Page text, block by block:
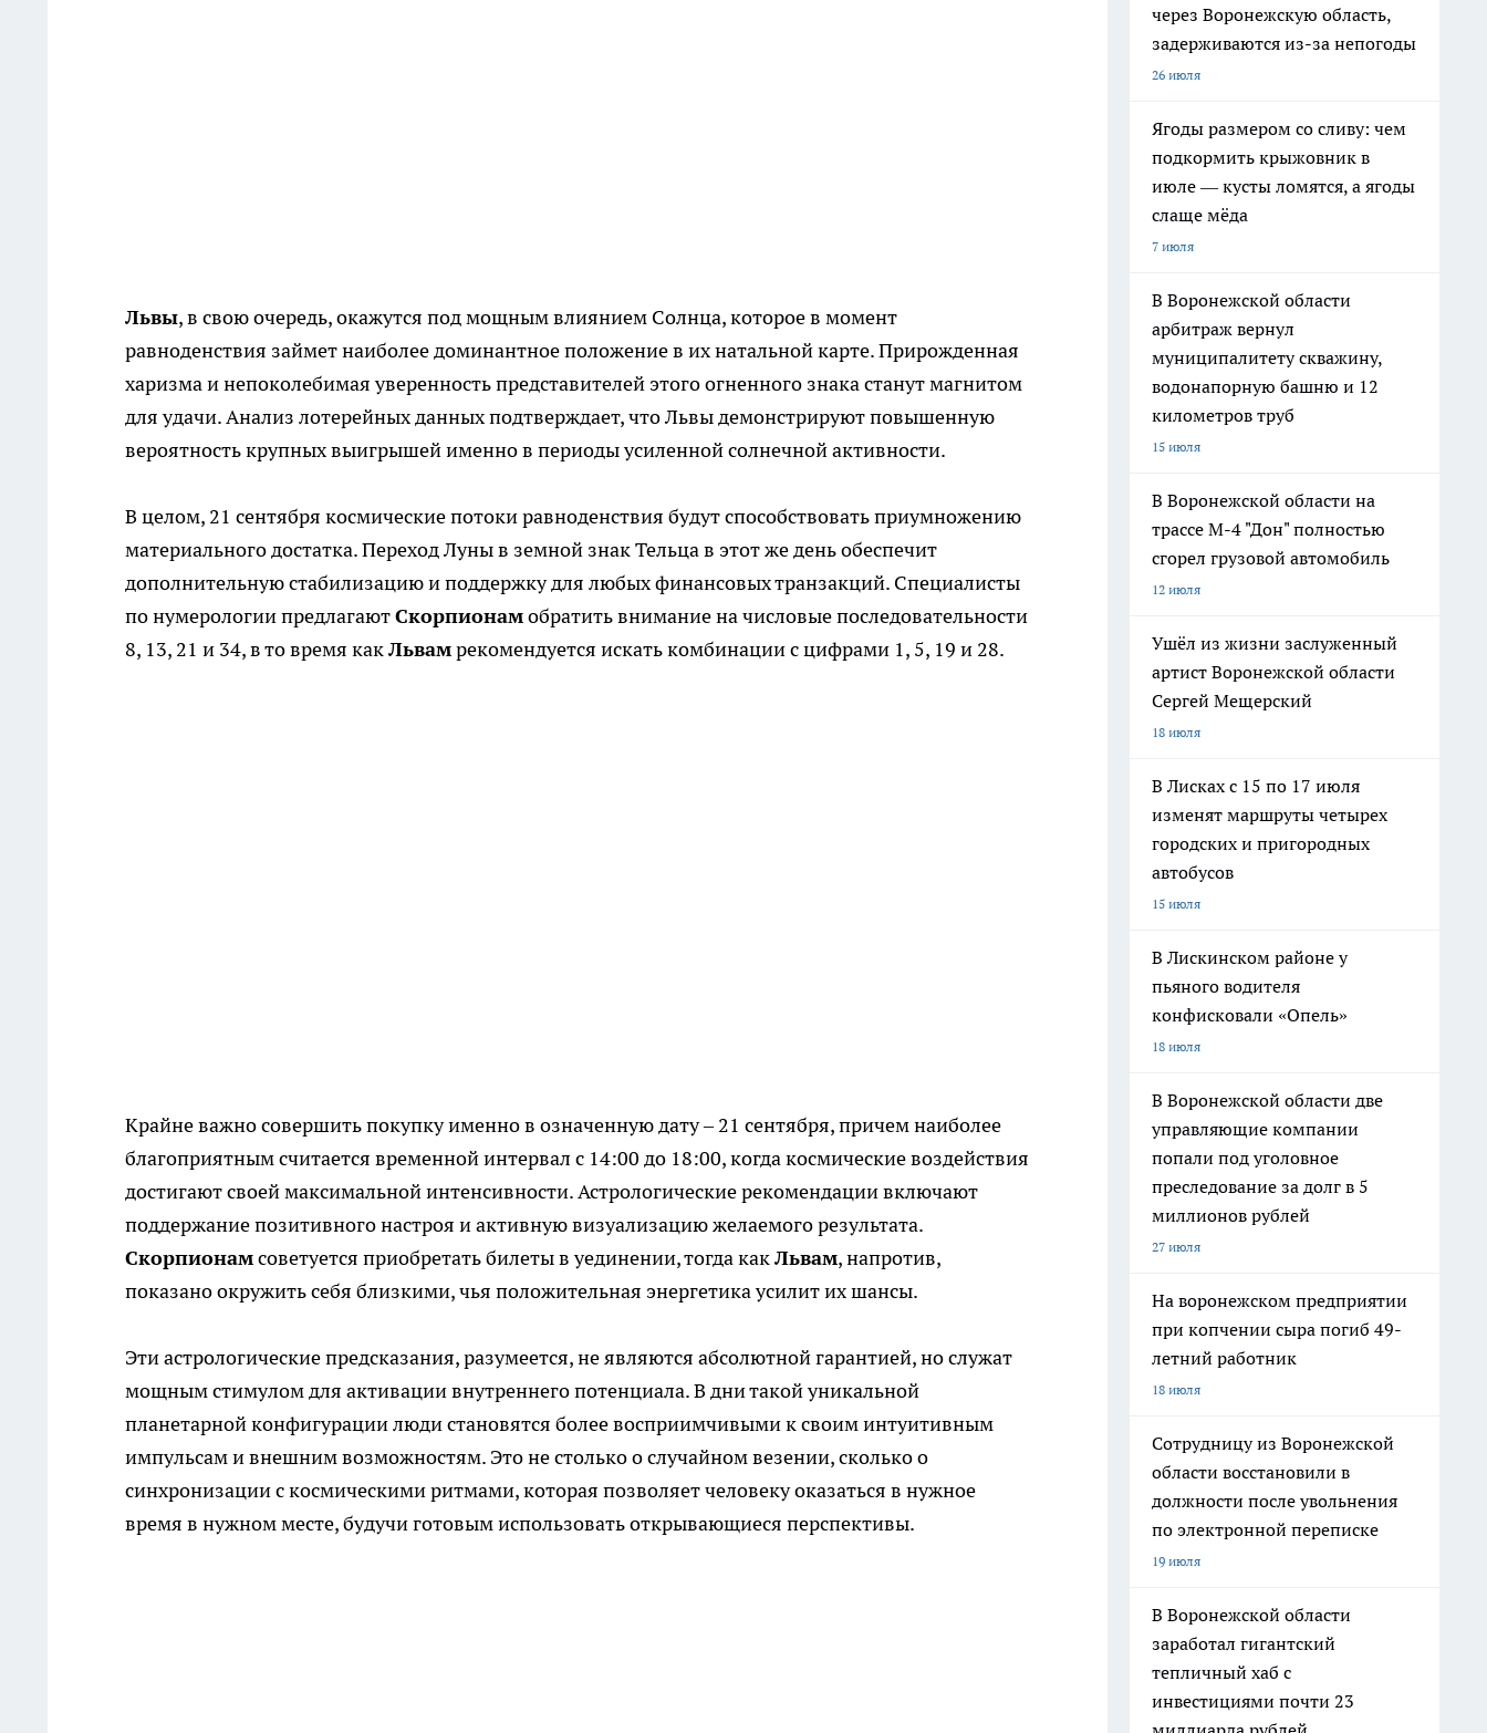
Львы, в свою очередь, окажутся под мощным влиянием Солнца, которое в момент
равноденствия займет наиболее доминантное положение в их натальной карте. Прирожденная
харизма и непоколебимая уверенность представителей этого огненного знака станут магнитом
для удачи. Анализ лотерейных данных подтверждает, что Львы демонстрируют повышенную
вероятность крупных выигрышей именно в периоды усиленной солнечной активности.
В целом, 21 сентября космические потоки равноденствия будут способствовать приумножению
материального достатка. Переход Луны в земной знак Тельца в этот же день обеспечит
дополнительную стабилизацию и поддержку для любых финансовых транзакций. Специалисты
по нумерологии предлагаютСкорпионамобратить внимание на числовые последовательности
8, 13, 21 и 34, в то время какЛьвамрекомендуется искать комбинации с цифрами 1, 5, 19 и 28.
Крайне важно совершить покупку именно в означенную дату – 21 сентября, причем наиболее
благоприятным считается временной интервал с 14:00 до 18:00, когда космические воздействия
достигают своей максимальной интенсивности. Астрологические рекомендации включают
поддержание позитивного настроя и активную визуализацию желаемого результата.
Скорпионамсоветуется приобретать билеты в уединении, тогда какЛьвам, напротив,
показано окружить себя близкими, чья положительная энергетика усилит их шансы.
Эти астрологические предсказания, разумеется, не являются абсолютной гарантией, но служат
мощным стимулом для активации внутреннего потенциала. В дни такой уникальной
планетарной конфигурации люди становятся более восприимчивыми к своим интуитивным
импульсам и внешним возможностям. Это не столько о случайном везении, сколько о
синхронизации с космическими ритмами, которая позволяет человеку оказаться в нужное
время в нужном месте, будучи готовым использовать открывающиеся перспективы.
через Воронежскую область,
задерживаются из-за непогоды
26 июля
Ягоды размером со сливу: чем
подкормить крыжовник в
июле — кусты ломятся, а ягоды
слаще мёда
7 июля
В Воронежской области
арбитраж вернул
муниципалитету скважину,
водонапорную башню и 12
километров труб
15 июля
В Воронежской области на
трассе М-4 "Дон" полностью
сгорел грузовой автомобиль
12 июля
Ушёл из жизни заслуженный
артист Воронежской области
Сергей Мещерский
18 июля
В Лисках с 15 по 17 июля
изменят маршруты четырех
городских и пригородных
автобусов
15 июля
В Лискинском районе у
пьяного водителя
конфисковали «Опель»
18 июля
В Воронежской области две
управляющие компании
попали под уголовное
преследование за долг в 5
миллионов рублей
27 июля
На воронежском предприятии
при копчении сыра погиб 49-
летний работник
18 июля
Сотрудницу из Воронежской
области восстановили в
должности после увольнения
по электронной переписке
19 июля
В Воронежской области
заработал гигантский
тепличный хаб с
инвестициями почти 23